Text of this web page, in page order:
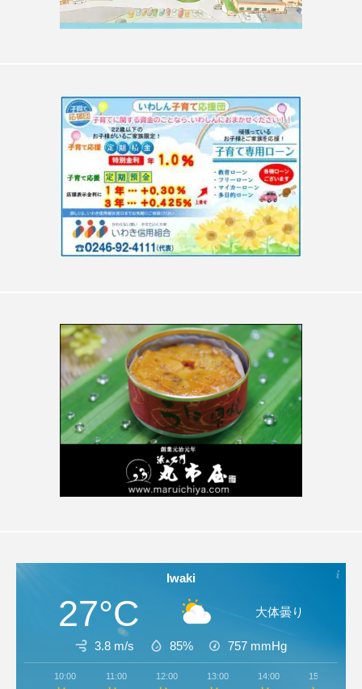
Iwaki
27°C 大体曇り
3.8 m/s 85% 757 mmHg
10:00 11:00 12:00 13:00 14:00 15:00